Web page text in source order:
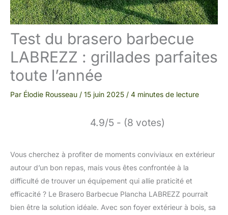
Test du brasero barbecue
LABREZZ : grillades parfaites
toute l’année
Par Élodie Rousseau / 15 juin 2025 / 4 minutes de lecture
4.9/5 - (8 votes)
Vous cherchez à profiter de moments conviviaux en extérieur
autour d’un bon repas, mais vous êtes confrontée à la
difficulté de trouver un équipement qui allie praticité et
efficacité ? Le Brasero Barbecue Plancha LABREZZ pourrait
bien être la solution idéale. Avec son foyer extérieur à bois, sa